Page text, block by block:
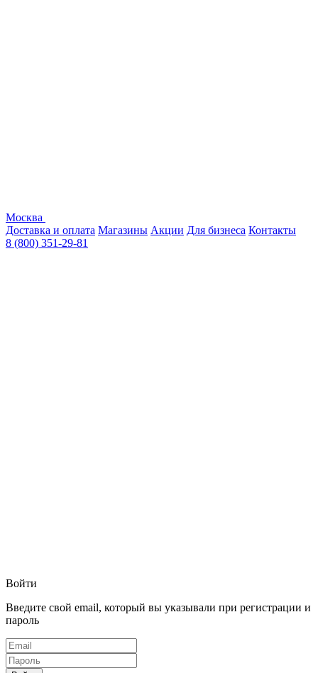
Москва
Доставка и оплата Магазины Акции Для бизнеса Контакты
8 (800) 351-29-81
Войти
Введите свой email, который вы указывали при регистрации и
пароль